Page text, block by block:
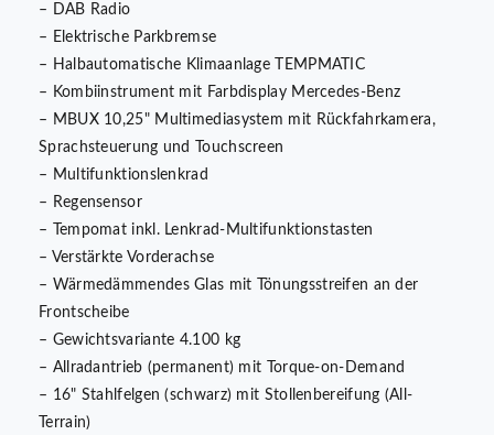
– DAB Radio
– Elektrische Parkbremse
– Halbautomatische Klimaanlage TEMPMATIC
– Kombiinstrument mit Farbdisplay Mercedes-Benz
– MBUX 10,25" Multimediasystem mit Rückfahrkamera,
Sprachsteuerung und Touchscreen
– Multifunktionslenkrad
– Regensensor
– Tempomat inkl. Lenkrad-Multifunktionstasten
– Verstärkte Vorderachse
– Wärmedämmendes Glas mit Tönungsstreifen an der
Frontscheibe
– Gewichtsvariante 4.100 kg
– Allradantrieb (permanent) mit Torque-on-Demand
– 16" Stahlfelgen (schwarz) mit Stollenbereifung (All-
Terrain)